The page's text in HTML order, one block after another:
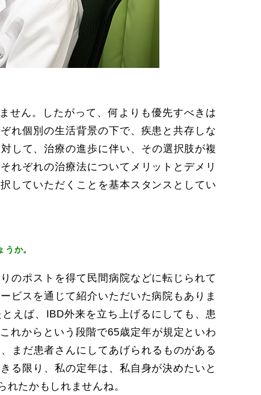
せん。したがって、何よりも優先すべきは
れ個別の生活背景の下で、疾患と共存しな
して、治療の進歩に伴い、その選択肢が複
れぞれの治療法についてメリットとデメリ
していただくことを基本スタンスとしてい
か。
のポストを得て民間病院などに転じられて
ビスを通じて紹介いただいた病院もありま
えば、IBD外来を立ち上げるにしても、患
れからという段階で65歳定年が規定といわ
まだ患者さんにしてあげられるものがある
る限り、私の定年は、私自身が決めたいと
たかもしれませんね。